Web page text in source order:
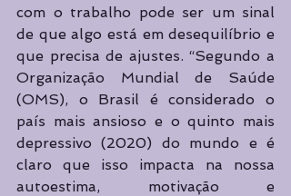
com o trabalho pode ser um sinal
de que algo está em desequilíbrio e
que precisa de ajustes. “Segundo a
Organização Mundial de Saúde
(OMS), o Brasil é considerado o
país mais ansioso e o quinto mais
depressivo (2020) do mundo e é
claro que isso impacta na nossa
autoestima, motivação e